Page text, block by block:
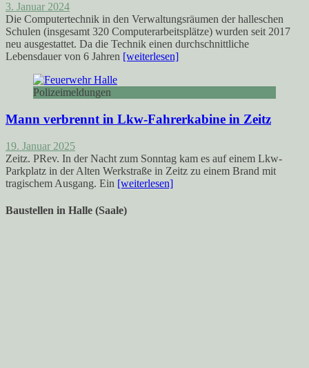
3. Januar 2024
Die Computertechnik in den Verwaltungsräumen der halleschen
Schulen (insgesamt 320 Computerarbeitsplätze) wurden seit 2017
neu ausgestattet. Da die Technik einen durchschnittliche
Lebensdauer von 6 Jahren [weiterlesen]
Polizeimeldungen
Mann verbrennt in Lkw-Fahrerkabine in Zeitz
19. Januar 2025
Zeitz. PRev. In der Nacht zum Sonntag kam es auf einem Lkw-
Parkplatz in der Alten Werkstraße in Zeitz zu einem Brand mit
tragischem Ausgang. Ein [weiterlesen]
Baustellen in Halle (Saale)